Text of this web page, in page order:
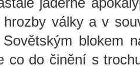
války a v
blokem
co do činění s